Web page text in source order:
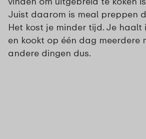
Juist daarom is meal preppen
Het kost je minder tijd. Je
en kookt op één dag meerdere
andere dingen dus.